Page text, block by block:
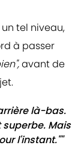
tel niveau,
à passer
avant de
là-bas.
Mais
l'instant.""